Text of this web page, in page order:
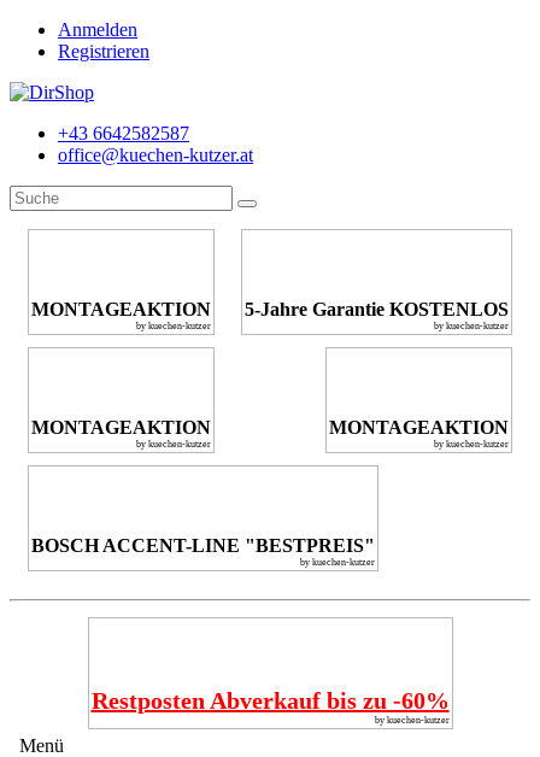
Anmelden
Registrieren
+43 6642582587
office@kuechen-kutzer.at
MONTAGEAKTION
by kuechen-kutzer
5-Jahre Garantie KOSTENLOS
by kuechen-kutzer
MONTAGEAKTION
by kuechen-kutzer
MONTAGEAKTION
by kuechen-kutzer
BOSCH ACCENT-LINE "BESTPREIS"
by kuechen-kutzer
Restposten Abverkauf bis zu -60%
by kuechen-kutzer
Menü